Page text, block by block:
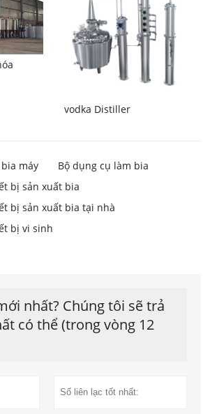
vodka Distiller
máy
Bộ dụng cụ làm bia
bị sản xuất bia
bị sản xuất bia tại nhà
bị vi sinh
nhất? Chúng tôi sẽ trả
có thể (trong vòng 12